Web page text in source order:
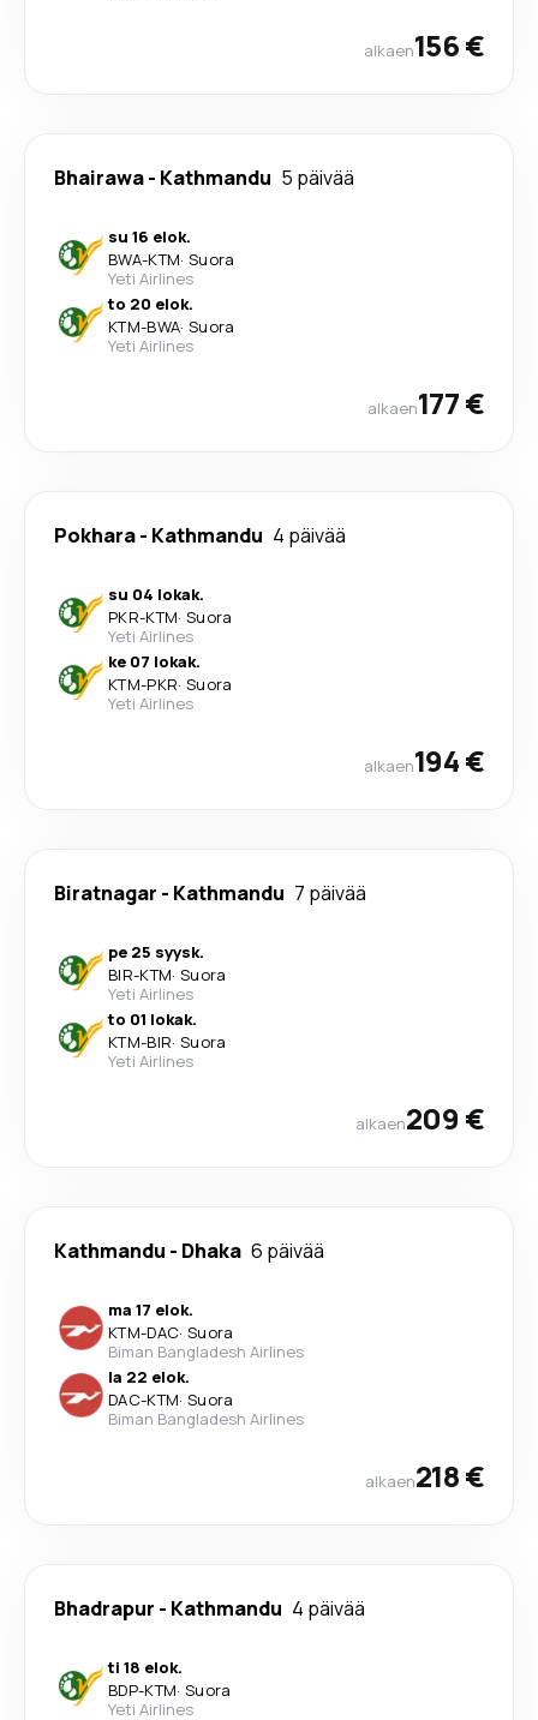
alkaen156 €
Bhairawa- Kathmandu 5 päivää
su 16 elok.
BWA-KTM· Suora
Yeti Airlines
to 20 elok.
KTM-BWA· Suora
Yeti Airlines
alkaen177 €
Pokhara- Kathmandu 4 päivää
su 04 lokak.
PKR-KTM· Suora
Yeti Airlines
ke 07 lokak.
KTM-PKR· Suora
Yeti Airlines
alkaen194 €
Biratnagar - Kathmandu 7 päivää
pe 25 syysk.
BIR-KTM· Suora
Yeti Airlines
to 01 lokak.
KTM-BIR· Suora
Yeti Airlines
alkaen209 €
Kathmandu - Dhaka 6 päivää
ma 17 elok.
KTM-DAC· Suora
Biman Bangladesh Airlines
la 22 elok.
DAC-KTM· Suora
Biman Bangladesh Airlines
alkaen218 €
Bhadrapur - Kathmandu 4 päivää
ti 18 elok.
BDP-KTM· Suora
Yeti Airlines